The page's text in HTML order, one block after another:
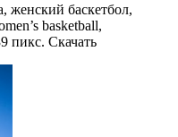
женский баскетбол,
basketball,
пикс. Скачать